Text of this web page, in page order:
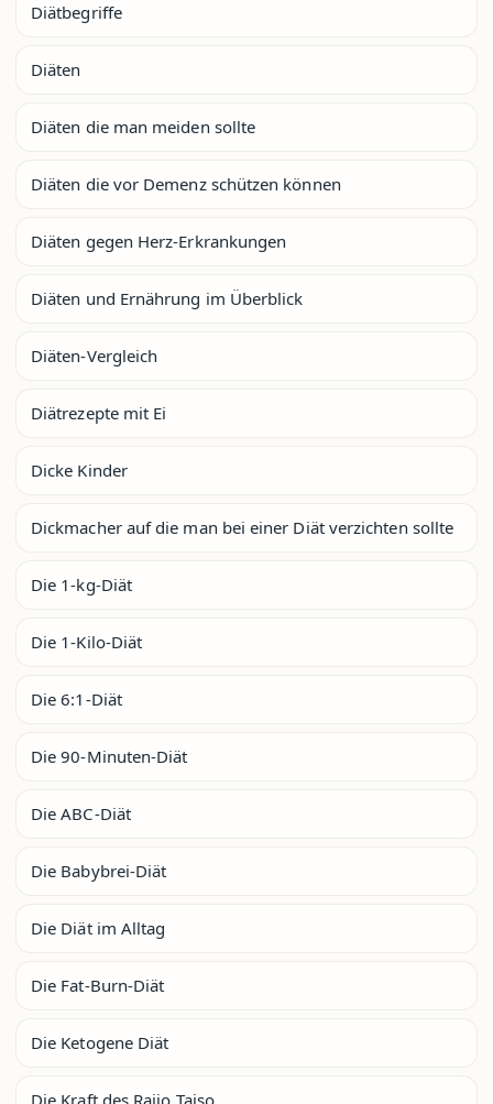
Diätbegriffe
Diäten
Diäten die man meiden sollte
Diäten die vor Demenz schützen können
Diäten gegen Herz-Erkrankungen
Diäten und Ernährung im Überblick
Diäten-Vergleich
Diätrezepte mit Ei
Dicke Kinder
Dickmacher auf die man bei einer Diät verzichten sollte
Die 1-kg-Diät
Die 1-Kilo-Diät
Die 6:1-Diät
Die 90-Minuten-Diät
Die ABC-Diät
Die Babybrei-Diät
Die Diät im Alltag
Die Fat-Burn-Diät
Die Ketogene Diät
Die Kraft des Rajio Taiso